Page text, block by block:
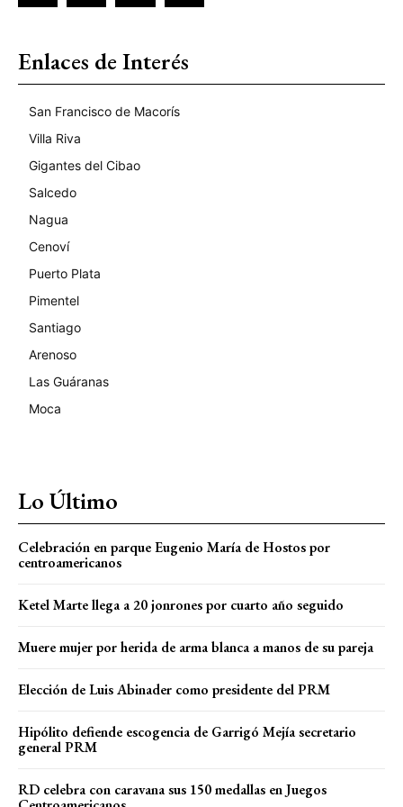
Enlaces de Interés
San Francisco de Macorís
Villa Riva
Gigantes del Cibao
Salcedo
Nagua
Cenoví
Puerto Plata
Pimentel
Santiago
Arenoso
Las Guáranas
Moca
Lo Último
Celebración en parque Eugenio María de Hostos por
centroamericanos
Ketel Marte llega a 20 jonrones por cuarto año seguido
Muere mujer por herida de arma blanca a manos de su pareja
Elección de Luis Abinader como presidente del PRM
Hipólito defiende escogencia de Garrigó Mejía secretario
general PRM
RD celebra con caravana sus 150 medallas en Juegos